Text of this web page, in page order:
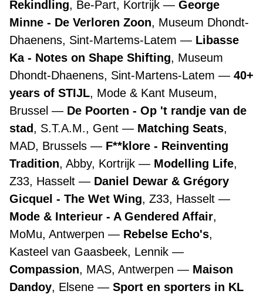
Rekindling, Be-Part, Kortrijk
George
Minne - De Verloren Zoon, Museum Dhondt-
Dhaenens, Sint-Martems-Latem
Libasse
Ka - Notes on Shape Shifting, Museum
Dhondt-Dhaenens, Sint-Martens-Latem
40+
years of STIJL, Mode & Kant Museum,
Brussel
De Poorten - Op 't randje van de
stad, S.T.A.M., Gent Matching Seats,
MAD, Brussels
F**klore - Reinventing
Tradition, Abby, Kortrijk Modelling Life,
Z33, Hasselt
Daniel Dewar & Grégory
Gicquel - The Wet Wing, Z33, Hasselt
Mode & Interieur - A Gendered Affair,
MoMu, Antwerpen
Rebelse Echo's,
Kasteel van Gaasbeek, Lennik
Compassion, MAS, Antwerpen
Maison
Dandoy, Elsene
Sport en sporters in KL